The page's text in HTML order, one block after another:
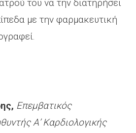
του να την διατηρήσει
με την φαρμακευτική
Επεμβατικός
Α’ Καρδιολογικής